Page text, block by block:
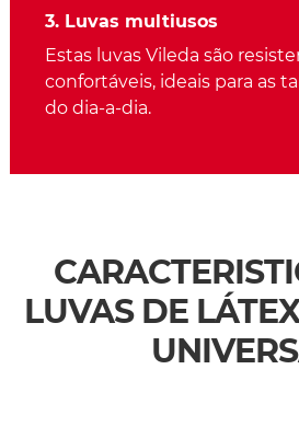
3. Luvas multiusos
Estas luvas Vileda são
confortáveis, ideais para as
do dia-a-dia.
LUVAS DE